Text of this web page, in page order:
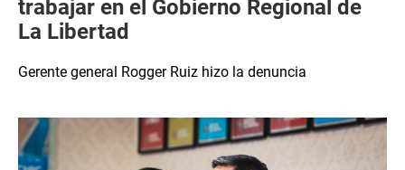
trabajar en el Gobierno Regional de
La Libertad
Gerente general Rogger Ruiz hizo la denuncia